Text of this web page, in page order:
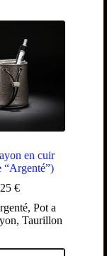
en cuir
“Argenté”)
25 €
,Pot a
, Taurillon